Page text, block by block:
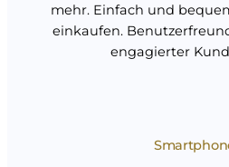
mehr. Einfach und
einkaufen.
engagierter